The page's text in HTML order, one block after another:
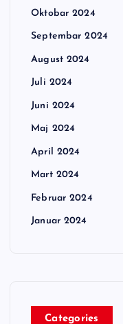
Oktobar 2024
Septembar 2024
August 2024
Juli 2024
Juni 2024
Maj 2024
April 2024
Mart 2024
Februar 2024
Januar 2024
Categories